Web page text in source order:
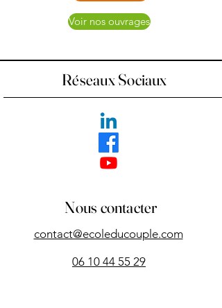
Voir nos ouvrages
Réseaux Sociaux
Nous contacter
contact@ecoleducouple.com
06 10 44 55 29